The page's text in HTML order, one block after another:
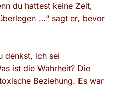
du hattest keine Zeit,
…“ sagt er, bevor
denkst, ich sei
ist die Wahrheit? Die
Beziehung. Es war